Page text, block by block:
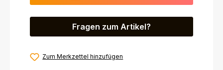
Fragen zum Artikel?
Zum Merkzettel hinzufügen